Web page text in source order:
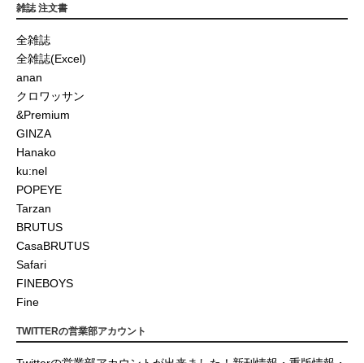
雑誌 注文書
全雑誌
全雑誌(Excel)
anan
クロワッサン
&Premium
GINZA
Hanako
ku:nel
POPEYE
Tarzan
BRUTUS
CasaBRUTUS
Safari
FINEBOYS
Fine
TWITTERの営業部アカウント